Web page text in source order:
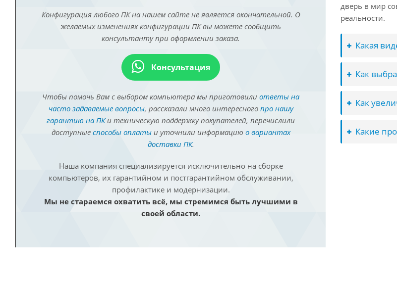
Конфигурация любого ПК на нашем сайте не является окончательной. О
желаемых изменениях конфигурации ПК вы можете сообщить
консультанту при оформлении заказа.
Консультация
Чтобы помочь Вам с выбором компьютера мы приготовили ответы на
часто задаваемые вопросы, рассказали много интересного про нашу
гарантию на ПКи техническую поддержку покупателей, перечислили
доступные способы оплатыи уточнили информацию о вариантах
доставки ПК.
Наша компания специализируется исключительно на сборке
компьютеров, их гарантийном и постгарантийном обслуживании,
профилактике и модернизации.
Мы не стараемся охватить всё, мы стремимся быть лучшими в
своей области.
дверь в мир
реальности.
Какая
Как
Как
Какие